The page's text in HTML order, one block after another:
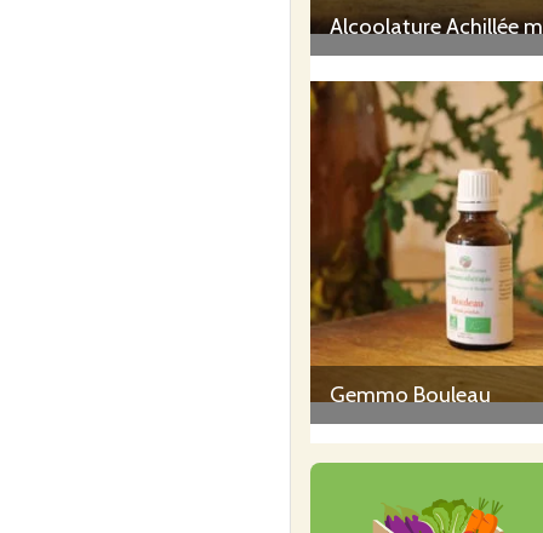
Gemmo Bouleau